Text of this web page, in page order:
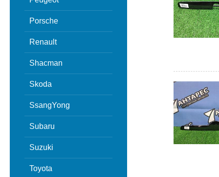
Porsche
Renault
Shacman
Skoda
SsangYong
Subaru
Suzuki
Toyota